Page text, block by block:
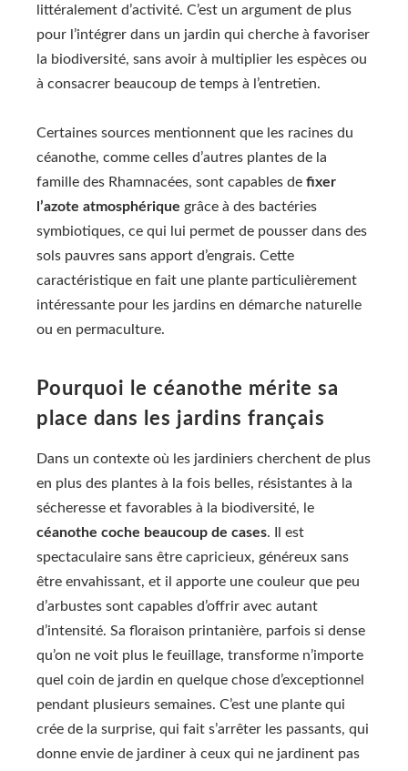
littéralement d’activité. C’est un argument de plus
pour l’intégrer dans un jardin qui cherche à favoriser
la biodiversité, sans avoir à multiplier les espèces ou
à consacrer beaucoup de temps à l’entretien.
Certaines sources mentionnent que les racines du
céanothe, comme celles d’autres plantes de la
famille des Rhamnacées, sont capables de fixer
l’azote atmosphérique grâce à des bactéries
symbiotiques, ce qui lui permet de pousser dans des
sols pauvres sans apport d’engrais. Cette
caractéristique en fait une plante particulièrement
intéressante pour les jardins en démarche naturelle
ou en permaculture.
Pourquoi le céanothe mérite sa
place dans les jardins français
Dans un contexte où les jardiniers cherchent de plus
en plus des plantes à la fois belles, résistantes à la
sécheresse et favorables à la biodiversité, le
céanothe coche beaucoup de cases. Il est
spectaculaire sans être capricieux, généreux sans
être envahissant, et il apporte une couleur que peu
d’arbustes sont capables d’offrir avec autant
d’intensité. Sa floraison printanière, parfois si dense
qu’on ne voit plus le feuillage, transforme n’importe
quel coin de jardin en quelque chose d’exceptionnel
pendant plusieurs semaines. C’est une plante qui
crée de la surprise, qui fait s’arrêter les passants, qui
donne envie de jardiner à ceux qui ne jardinent pas